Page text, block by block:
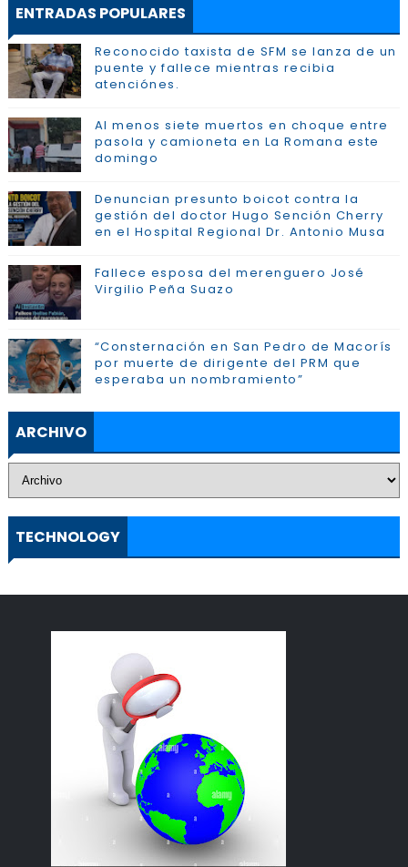
ENTRADAS POPULARES
Reconocido taxista de SFM se lanza de un
puente y fallece mientras recibia
atenciónes.
Al menos siete muertos en choque entre
pasola y camioneta en La Romana este
domingo
Denuncian presunto boicot contra la
gestión del doctor Hugo Sención Cherry
en el Hospital Regional Dr. Antonio Musa
Fallece esposa del merenguero José
Virgilio Peña Suazo
“Consternación en San Pedro de Macorís
por muerte de dirigente del PRM que
esperaba un nombramiento”
ARCHIVO
TECHNOLOGY